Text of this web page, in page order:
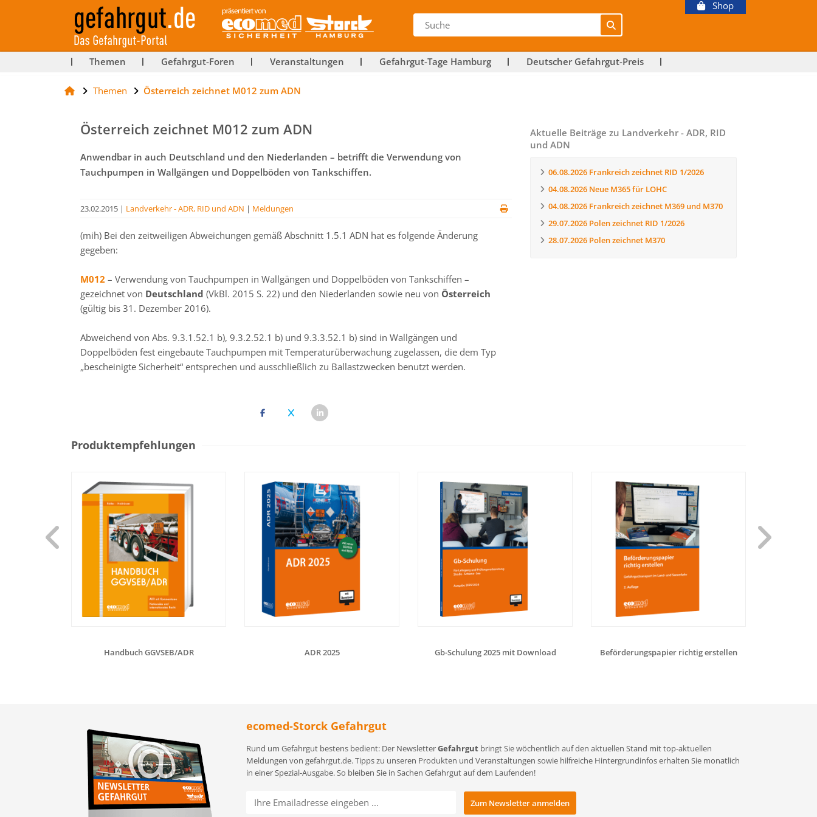
Shop
Themen Gefahrgut-Foren Veranstaltungen Gefahrgut-Tage Hamburg Deutscher Gefahrgut-Preis
Themen Österreich zeichnet M012 zum ADN
Österreich zeichnet M012 zum ADN
Anwendbar in auch Deutschland und den Niederlanden – betrifft die Verwendung von
Tauchpumpen in Wallgängen und Doppelböden von Tankschiffen.
23.02.2015 | Landverkehr - ADR, RID und ADN | Meldungen
(mih) Bei den zeitweiligen Abweichungen gemäß Abschnitt 1.5.1 ADN hat es folgende Änderung
gegeben:
M012 – Verwendung von Tauchpumpen in Wallgängen und Doppelböden von Tankschiffen –
gezeichnet von Deutschland (VkBl. 2015 S. 22) und den Niederlanden sowie neu von Österreich
(gültig bis 31. Dezember 2016).
Abweichend von Abs. 9.3.1.52.1 b), 9.3.2.52.1 b) und 9.3.3.52.1 b) sind in Wallgängen und
Doppelböden fest eingebaute Tauchpumpen mit Temperaturüberwachung zugelassen, die dem Typ
„bescheinigte Sicherheit“ entsprechen und ausschließlich zu Ballastzwecken benutzt werden.
Aktuelle Beiträge zu Landverkehr - ADR, RID
und ADN
06.08.2026 Frankreich zeichnet RID 1/2026
04.08.2026 Neue M365 für LOHC
04.08.2026 Frankreich zeichnet M369 und M370
29.07.2026 Polen zeichnet RID 1/2026
28.07.2026 Polen zeichnet M370
Produktempfehlungen
Handbuch GGVSEB/ADR ADR 2025 Gb-Schulung 2025 mit Download Beförderungspapier richtig erstellen
ecomed-Storck Gefahrgut
Rund um Gefahrgut bestens bedient: Der NewsletterGefahrgut bringt Sie wöchentlich auf den aktuellen Stand mit top-aktuellen
Meldungen von gefahrgut.de. Tipps zu unseren Produkten und Veranstaltungen sowie hilfreiche Hintergrundinfos erhalten Sie monatlich
in einer Spezial-Ausgabe. So bleiben Sie in Sachen Gefahrgut auf dem Laufenden!